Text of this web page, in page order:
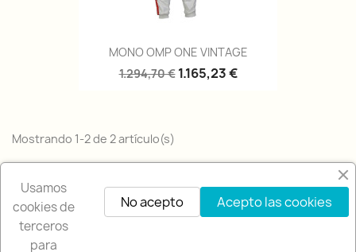
MONO OMP ONE VINTAGE
1.294,70 € 1.165,23 €
Mostrando 1-2 de 2 artículo(s)
Volver arriba
Usamos
cookies de
terceros
para
Acepto las cookies
No acepto